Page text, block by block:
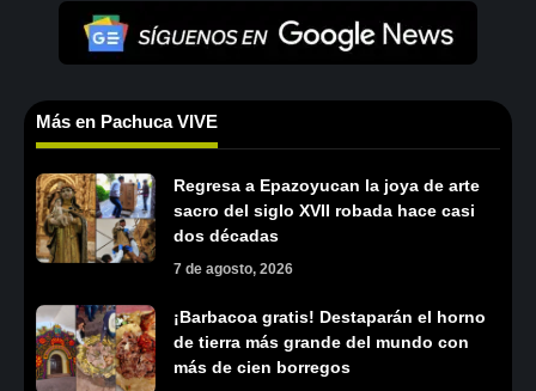
Más en Pachuca VIVE
Regresa a Epazoyucan la joya de arte
sacro del siglo XVII robada hace casi
dos décadas
7 de agosto, 2026
¡Barbacoa gratis! Destaparán el horno
de tierra más grande del mundo con
más de cien borregos